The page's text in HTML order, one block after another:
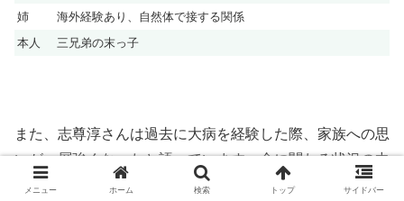
姉
海外経験あり、自然体で接する関係
本人
三兄弟の末っ子
また、志尊淳さんは過去に大病を経験した際、家族への思
いが一層強くなったと語っています。命に関わる状況の中
で、家族の存在の大きさを再認識し、それ以降はより一層
メニュー ホーム 検索 トップ サイドバー